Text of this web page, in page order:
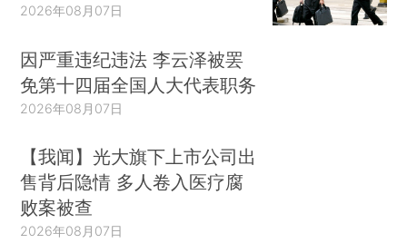
2026年08月07日
因严重违纪违法 李云泽被罢
免第十四届全国人大代表职务
2026年08月07日
【我闻】光大旗下上市公司出
售背后隐情 多人卷入医疗腐
败案被查
2026年08月07日